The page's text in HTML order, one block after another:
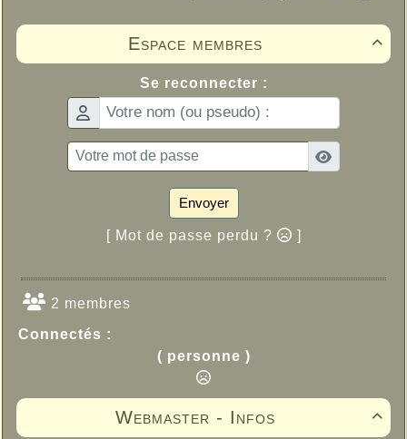

Espace membres
Se reconnecter :
Envoyer
[ Mot de passe perdu ? ]
2 membres
Connectés :
( personne )

Webmaster - Infos